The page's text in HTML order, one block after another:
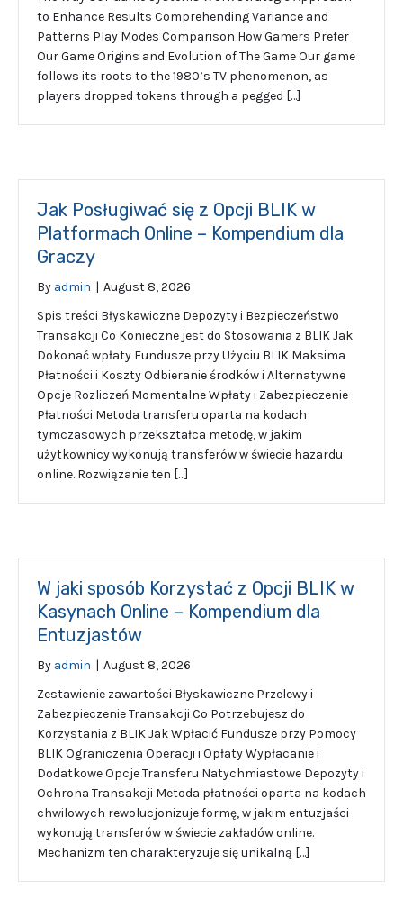
to Enhance Results Comprehending Variance and
Patterns Play Modes Comparison How Gamers Prefer
Our Game Origins and Evolution of The Game Our game
follows its roots to the 1980’s TV phenomenon, as
players dropped tokens through a pegged […]
Jak Posługiwać się z Opcji BLIK w
Platformach Online – Kompendium dla
Graczy
By admin | August 8, 2026
Spis treści Błyskawiczne Depozyty i Bezpieczeństwo
Transakcji Co Konieczne jest do Stosowania z BLIK Jak
Dokonać wpłaty Fundusze przy Użyciu BLIK Maksima
Płatności i Koszty Odbieranie środków i Alternatywne
Opcje Rozliczeń Momentalne Wpłaty i Zabezpieczenie
Płatności Metoda transferu oparta na kodach
tymczasowych przekształca metodę, w jakim
użytkownicy wykonują transferów w świecie hazardu
online. Rozwiązanie ten […]
W jaki sposób Korzystać z Opcji BLIK w
Kasynach Online – Kompendium dla
Entuzjastów
By admin | August 8, 2026
Zestawienie zawartości Błyskawiczne Przelewy i
Zabezpieczenie Transakcji Co Potrzebujesz do
Korzystania z BLIK Jak Wpłacić Fundusze przy Pomocy
BLIK Ograniczenia Operacji i Opłaty Wypłacanie i
Dodatkowe Opcje Transferu Natychmiastowe Depozyty i
Ochrona Transakcji Metoda płatności oparta na kodach
chwilowych rewolucjonizuje formę, w jakim entuzjaści
wykonują transferów w świecie zakładów online.
Mechanizm ten charakteryzuje się unikalną […]